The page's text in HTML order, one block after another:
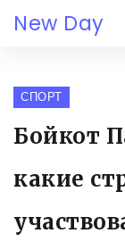
New Day
СПОРТ
Бойкот
какие